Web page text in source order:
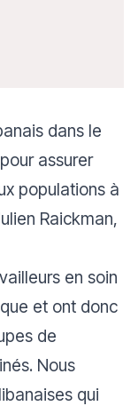
dans le
pour assurer
populations à
Raickman,
en soin
et ont donc
de
Nous
qui